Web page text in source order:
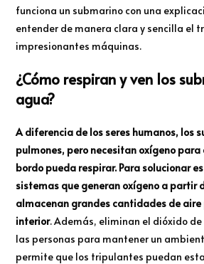
funciona un submarino con una
entender de manera clara y sencilla el
impresionantes máquinas.
¿Cómo respiran y ven los
agua?
A diferencia de los seres humanos, los
pulmones, pero necesitan oxígeno
bordo pueda respirar. Para solucionar
sistemas que generan oxígeno a partir
almacenan grandes cantidades de aire
interior. Además, eliminan el dióxido
las personas para mantener un
permite que los tripulantes puedan